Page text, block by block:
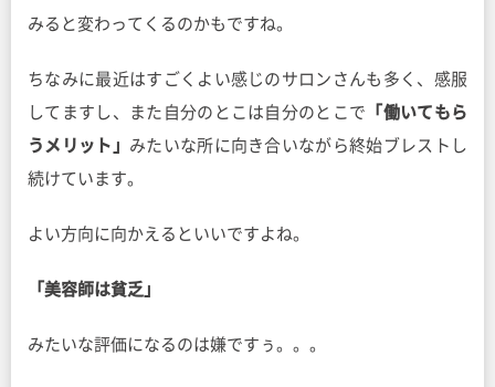
みると変わってくるのかもですね。
ちなみに最近はすごくよい感じのサロンさんも多く、感服
してますし、また自分のとこは自分のとこで 「働いてもら
うメリット」 みたいな所に向き合いながら終始ブレストし
続けています。
よい方向に向かえるといいですよね。
「美容師は貧乏」
みたいな評価になるのは嫌ですぅ。。。